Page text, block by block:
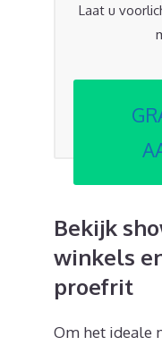
Laat u
Bekijk
winkels
proefrit
Om het ideale